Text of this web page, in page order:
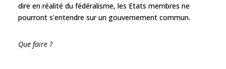
dire en réalité du fédéralisme, les Etats membres ne
pourront s'entendre sur un gouvernement commun.
Que faire ?